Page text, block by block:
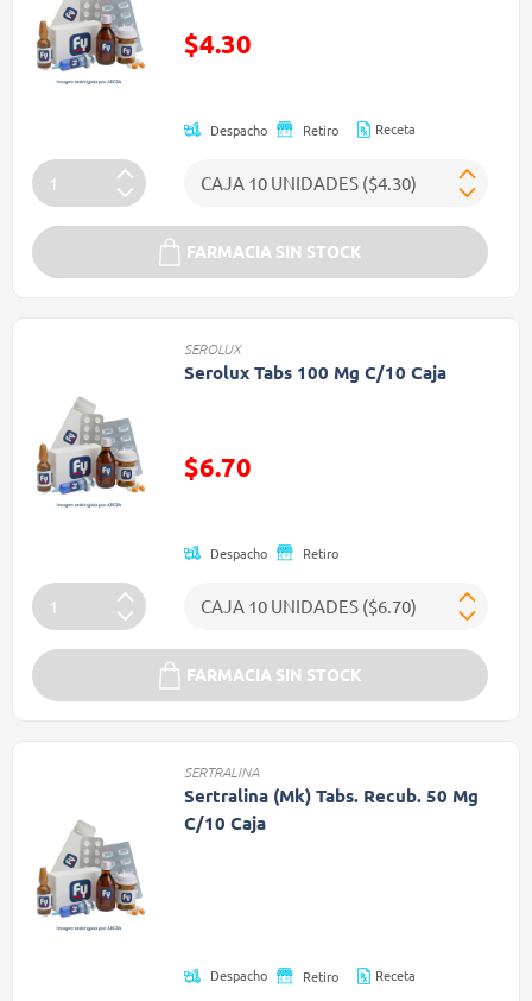
Precio reducido de
$4.30
Despacho Retiro Receta
FARMACIA SIN STOCK
SEROLUX
Serolux Tabs 100 Mg C/10 Caja
Precio reducido de
$6.70
Despacho Retiro
FARMACIA SIN STOCK
SERTRALINA
Sertralina (Mk) Tabs. Recub. 50 Mg
C/10 Caja
Despacho Retiro Receta